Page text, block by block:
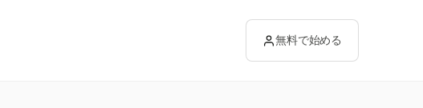
無料で始める